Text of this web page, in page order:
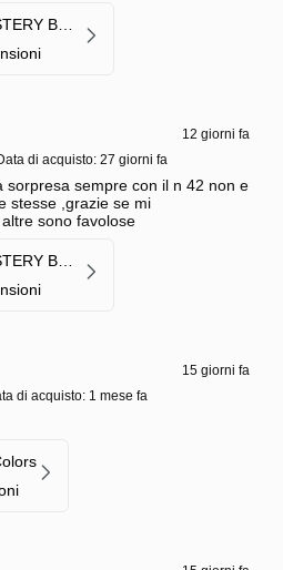
12 giorni fa
di acquisto: 27 giorni fa
sorpresa sempre con il n 42 non e
stesse ,grazie se mi
sono favolose
15 giorni fa
di acquisto: 1 mese fa